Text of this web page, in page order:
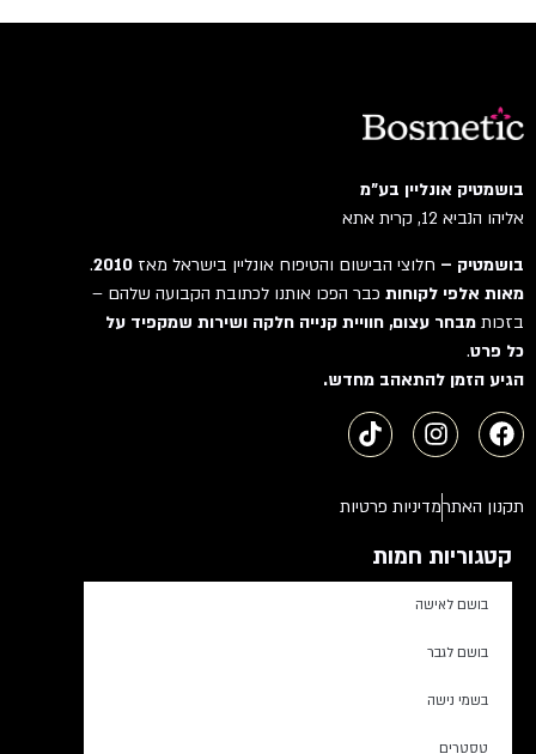
בושמטיק אונליין בע"מ
אליהו הנביא 12, קרית אתא
בושמטיק –חלוצי הבישום והטיפוח אונליין בישראל מאז2010
.
מאות אלפי לקוחותכבר הפכו אותנו לכתובת הקבועה שלהם –
בזכותמבחר עצום, חוויית קנייה חלקה ושירות שמקפיד על
כל פרט.
הגיע הזמן להתאהב מחדש.
תקנון האתרמדיניות פרטיות
קטגוריות חמות
בושם לאישה
בושם לגבר
בשמי נישה
טסטרים